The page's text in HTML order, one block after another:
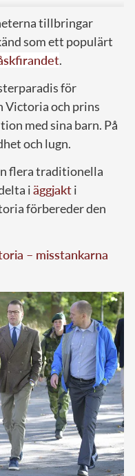
tillbringar
som ett populärt
.
för
Victoria och prins
med sina barn. På
och lugn.
flera traditionella
iäggjakti
förbereder den
– misstankarna